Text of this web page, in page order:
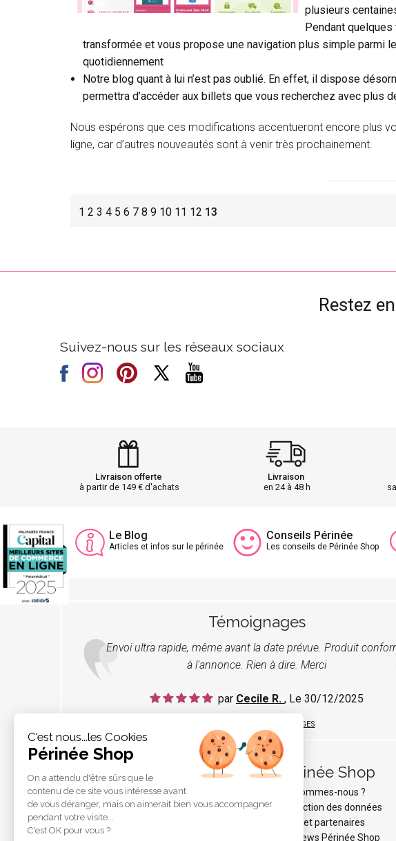
plusieurs
Pendant
transformée et vous propose une navigation plus simple parmi
quotidiennement
Notre blog quant à lui n’est pas oublié. En effet, il dispose
permettra d’accéder aux billets que vous recherchez avec plus
Nous espérons que ces modifications accentueront encore plus
ligne, car d’autres nouveautés sont à venir très prochainement.
1 2 3 4 5 6 7 8 9 10 11 12 13
Restez
Suivez-nous sur les réseaux sociaux
Livraison offerte
à partir de 149 € d'achats
Livraison
en 24 à 48 h
Le Blog
Articles et infos sur le périnée
Conseils Périnée
Les conseils de Périnée Shop
Témoignages
Envoi ultra rapide, même avant la date prévue. Produit
à l'annonce. Rien à dire. Merci
par Cecile R. , Le 30/12/2025
LIRE TOUS LES TÉMOIGNAGES
Périnée Shop
Qui sommes-nous ?
Protection des données
Liens et partenaires
Les news Périnée Shop
C'est nous...les Cookies
Périnée Shop
On a attendu d'être sûrs que le
contenu de ce site vous intéresse avant
de vous déranger, mais on aimerait bien vous accompagner
pendant votre visite...
C'est OK pour vous ?